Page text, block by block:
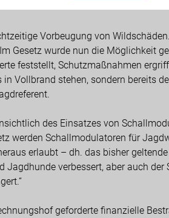
Vorbeugung von
Gesetz wurde nun die Möglichkeit
feststellt, Schutzmaßnahmen
Vollbrand stehen, sondern bereits
des Einsatzes von
werden Schallmodulatoren für
erlaubt – dh. das bisher
verbessert, aber auch der
geforderte finanzielle